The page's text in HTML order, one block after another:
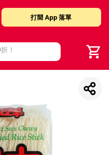
打開 App 落單